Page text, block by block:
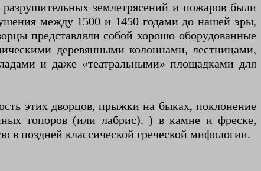
землетрясений и пожаров были
между 1500 и 1450 годами до нашей эры,
представляли собой хорошо оборудованные
деревянными колоннами, лестницами,
и даже «театральными» площадками для
этих дворцов, прыжки на быках, поклонение
топоров (или лабрис). ) в камне и фреске,
в поздней классической греческой мифологии.